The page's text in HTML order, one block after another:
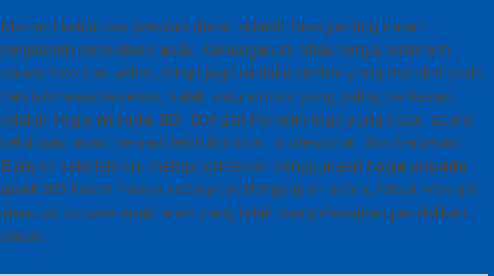
Momen kelulusan sekolah dasar adalah fase penting dalam
perjalanan pendidikan anak. Kenangan itu tidak hanya tertanam
dalam foto dan video, tetapi juga melalui simbol yang melekat pada
hari istimewa tersebut. Salah satu simbol yang paling berkesan
adalah toga wisuda SD. Dengan memilih toga yang tepat, acara
kelulusan anak menjadi lebih khidmat, profesional, dan berkesan.
Banyak sekolah kini memprioritaskan penggunaan toga wisuda
anak SD bukan hanya sebagai perlengkapan acara, tetapi sebagai
identitas sukses anak-anak yang telah menyelesaikan pendidikan
dasar.